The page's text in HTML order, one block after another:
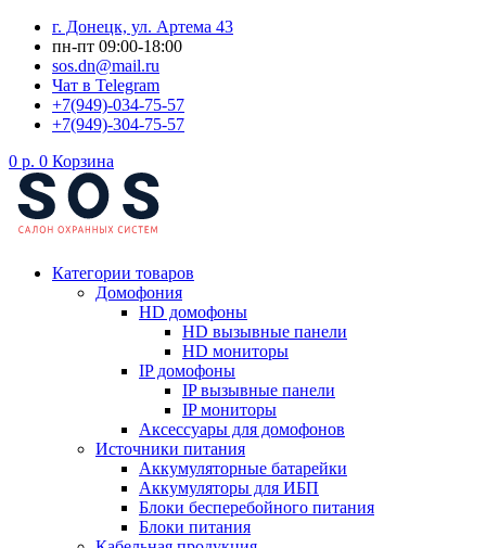
Перейти
содержимому
г. Донецк, ул. Артема 43
пн-пт 09:00-18:00
sos.dn@mail.ru
Чат в Telegram
+7(949)-034-75-57
+7(949)-304-75-57
0 р. 0 Корзина
Категории товаров
Домофония
HD домофоны
HD вызывные панели
HD мониторы
IP домофоны
IP вызывные панели
IP мониторы
Аксессуары для домофонов
Источники питания
Аккумуляторные батарейки
Аккумуляторы для ИБП
Блоки бесперебойного питания
Блоки питания